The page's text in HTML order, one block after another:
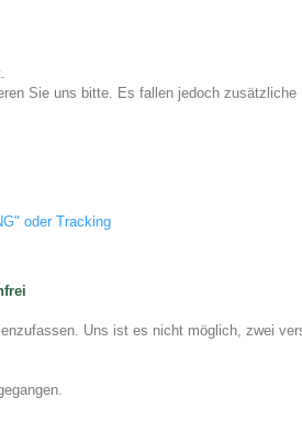
Sie uns bitte. Es fallen jedoch zusätzliche
oder Tracking
Uns ist es nicht möglich, zwei